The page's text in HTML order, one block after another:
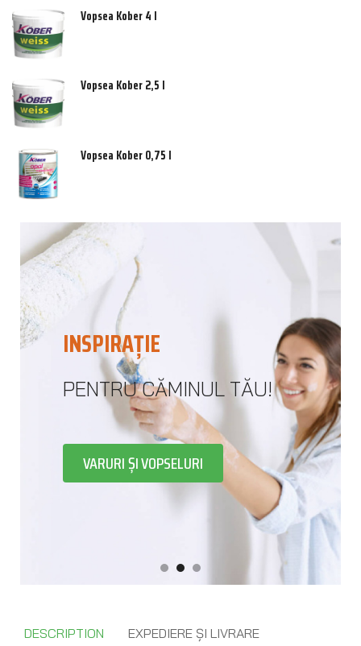
Vopsea Kober 4 l
Vopsea Kober 2,5 l
Vopsea Kober 0,75 l
INSPIRAȚIE
PENTRU CĂMINUL TĂU!
VARURI ȘI VOPSELURI
DESCRIPTION EXPEDIERE ȘI LIVRARE